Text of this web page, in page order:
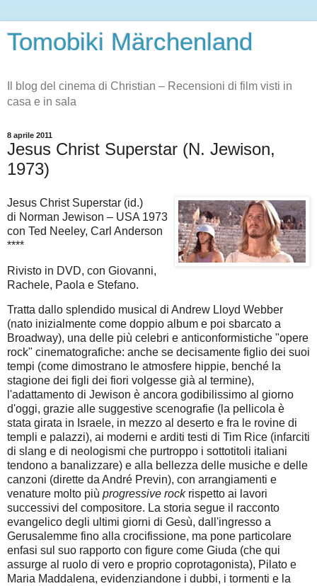
Tomobiki Märchenland
Il blog del cinema di Christian – Recensioni di film visti in
casa e in sala
8 aprile 2011
Jesus Christ Superstar (N. Jewison,
1973)
Jesus Christ Superstar (id.)
di Norman Jewison – USA 1973
con Ted Neeley, Carl Anderson
****
Rivisto in DVD, con Giovanni,
Rachele, Paola e Stefano.
Tratta dallo splendido musical di Andrew Lloyd Webber
(nato inizialmente come doppio album e poi sbarcato a
Broadway), una delle più celebri e anticonformistiche "opere
rock" cinematografiche: anche se decisamente figlio dei suoi
tempi (come dimostrano le atmosfere hippie, benché la
stagione dei figli dei fiori volgesse già al termine),
l'adattamento di Jewison è ancora godibilissimo al giorno
d'oggi, grazie alle suggestive scenografie (la pellicola è
stata girata in Israele, in mezzo al deserto e fra le rovine di
templi e palazzi), ai moderni e arditi testi di Tim Rice (infarciti
di slang e di neologismi che purtroppo i sottotitoli italiani
tendono a banalizzare) e alla bellezza delle musiche e delle
canzoni (dirette da André Previn), con arrangiamenti e
venature molto più progressive rockrispetto ai lavori
successivi del compositore. La storia segue il racconto
evangelico degli ultimi giorni di Gesù, dall'ingresso a
Gerusalemme fino alla crocifissione, ma pone particolare
enfasi sul suo rapporto con figure come Giuda (che qui
assurge al ruolo di vero e proprio coprotagonista), Pilato e
Maria Maddalena, evidenziandone i dubbi, i tormenti e la